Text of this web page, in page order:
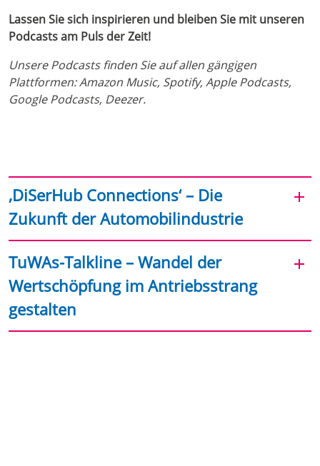
Lassen Sie sich inspirieren und bleiben Sie mit unseren
Podcasts am Puls der Zeit!
Unsere Podcasts finden Sie auf allen gängigen
Plattformen: Amazon Music, Spotify, Apple Podcasts,
Google Podcasts, Deezer.
‚DiSerHub Connections‘ – Die
Zukunft der Automobilindustrie
TuWAs-Talkline – Wandel der
Wertschöpfung im Antriebsstrang
gestalten